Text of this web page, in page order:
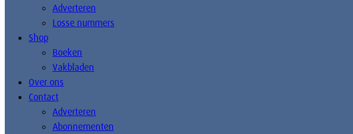
Adverteren
Losse nummers
Shop
Boeken
Vakbladen
Over ons
Contact
Adverteren
Abonnementen